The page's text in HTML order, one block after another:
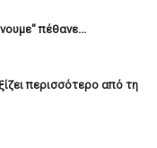
πέθανε...
περισσότερο από τη